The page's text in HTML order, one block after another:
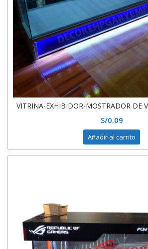
VITRINA-EXHIBIDOR-MOSTRADOR DE
S/0.09
Añadir al carrito